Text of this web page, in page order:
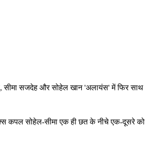
सीमा सजदेह और सोहेल खान 'अलायंस' में फिर साथ
कपल सोहेल-सीमा एक ही छत के नीचे एक-दूसरे को